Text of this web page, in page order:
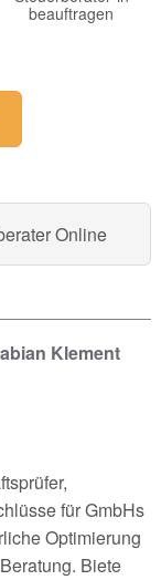
beauftragen
Online
Klement
für GmbHs
Optimierung
Biete